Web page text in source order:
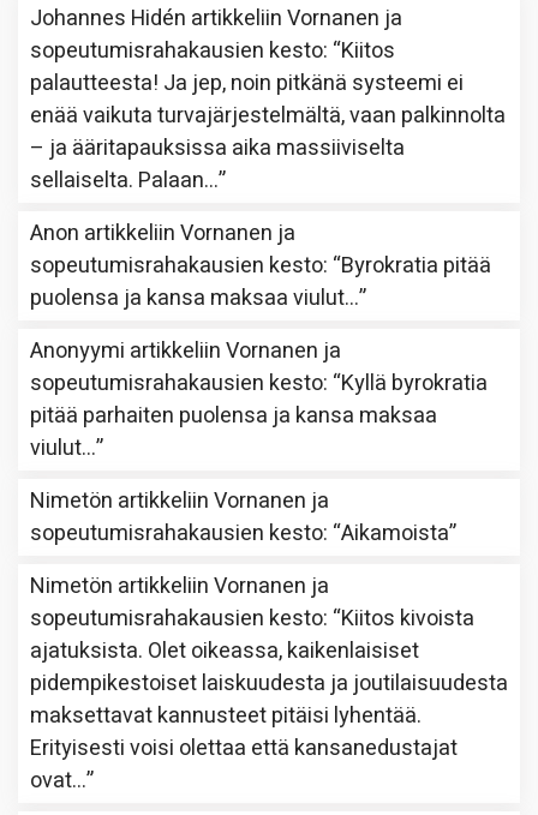
Johannes Hidén artikkeliinVornanen ja
sopeutumisrahakausien kesto: “Kiitos
palautteesta! Ja jep, noin pitkänä systeemi ei
enää vaikuta turvajärjestelmältä, vaan palkinnolta
– ja ääritapauksissa aika massiiviselta
sellaiselta. Palaan…”
Anon artikkeliinVornanen ja
sopeutumisrahakausien kesto: “Byrokratia pitää
puolensa ja kansa maksaa viulut…”
Anonyymi artikkeliinVornanen ja
sopeutumisrahakausien kesto: “Kyllä byrokratia
pitää parhaiten puolensa ja kansa maksaa
viulut…”
Nimetön artikkeliinVornanen ja
sopeutumisrahakausien kesto: “Aikamoista”
Nimetön artikkeliinVornanen ja
sopeutumisrahakausien kesto: “Kiitos kivoista
ajatuksista. Olet oikeassa, kaikenlaisiset
pidempikestoiset laiskuudesta ja joutilaisuudesta
maksettavat kannusteet pitäisi lyhentää.
Erityisesti voisi olettaa että kansanedustajat
ovat…”